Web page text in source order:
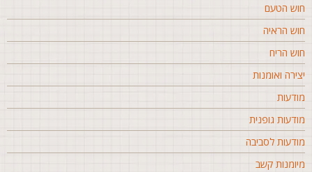
הטעם
הראיה
הריח
ואומנות
גופנית
לסביבה
קשב